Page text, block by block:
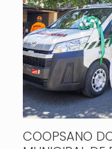
COOPSANO